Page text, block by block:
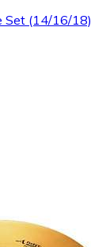
Set (14/16/18)